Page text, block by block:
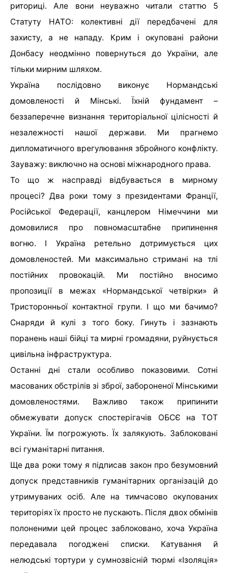
риториці. Але вони неуважно читали статтю 5
Статуту НАТО: колективні дії передбачені для
захисту, а не нападу. Крим і окуповані райони
Донбасу неодмінно повернуться до України, але
тільки мирним шляхом.
Україна послідовно виконує Нормандські
домовленості й Мінські. Їхній фундамент –
беззаперечне визнання територіальної цілісності й
незалежності нашої держави. Ми прагнемо
дипломатичного врегулювання збройного конфлікту.
Зауважу: виключно на основі міжнародного права.
То що ж насправді відбувається в мирному
процесі? Два роки тому з президентами Франції,
Російської Федерації, канцлером Німеччини ми
домовилися про повномасштабне припинення
вогню. І Україна ретельно дотримується цих
домовленостей. Ми максимально стримані на тлі
постійних провокацій. Ми постійно вносимо
пропозиції в межах «Нормандської четвірки» й
Тристоронньої контактної групи. І що ми бачимо?
Снаряди й кулі з того боку. Гинуть і зазнають
поранень наші бійці та мирні громадяни, руйнується
цивільна інфраструктура.
Останні дні стали особливо показовими. Сотні
масованих обстрілів зі зброї, забороненої Мінськими
домовленостями. Важливо також припинити
обмежувати допуск спостерігачів ОБСЄ на ТОТ
України. Їм погрожують. Їх залякують. Заблоковані
всі гуманітарні питання.
Ще два роки тому я підписав закон про безумовний
допуск представників гуманітарних організацій до
утримуваних осіб. Але на тимчасово окупованих
територіях їх просто не пускають. Після двох обмінів
полоненими цей процес заблоковано, хоча Україна
передавала погоджені списки. Катування й
нелюдські тортури у сумнозвісній тюрмі «Ізоляція»